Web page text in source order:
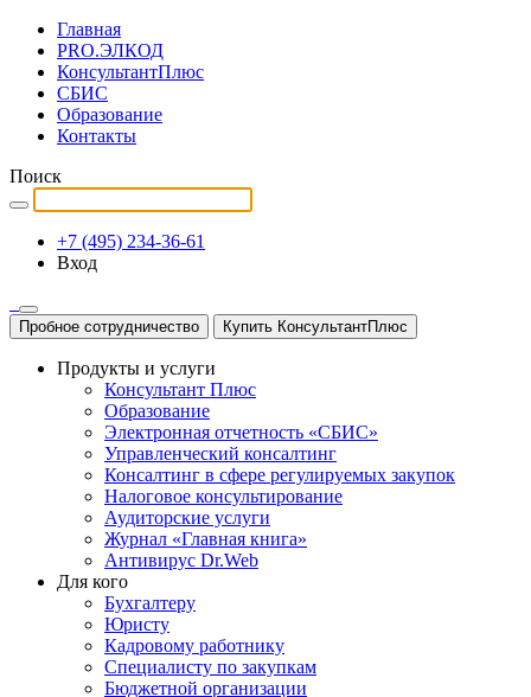
Главная
PRO.ЭЛКОД
КонсультантПлюс
СБИС
Образование
Контакты
Поиск
+7 (495) 234-36-61
Вход
Пробное сотрудничество Купить КонсультантПлюс
Продукты и услуги
Консультант Плюс
Образование
Электронная отчетность «СБИС»
Управленческий консалтинг
Консалтинг в сфере регулируемых закупок
Налоговое консультирование
Аудиторские услуги
Журнал «Главная книга»
Антивирус Dr.Web
Для кого
Бухгалтеру
Юристу
Кадровому работнику
Специалисту по закупкам
Бюджетной организации